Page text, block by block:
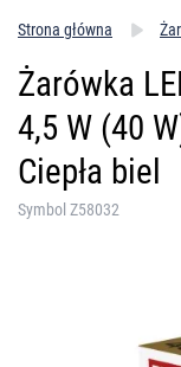
Strona główna
Żarówka
4,5 W (40
Ciepła biel
Symbol Z58032